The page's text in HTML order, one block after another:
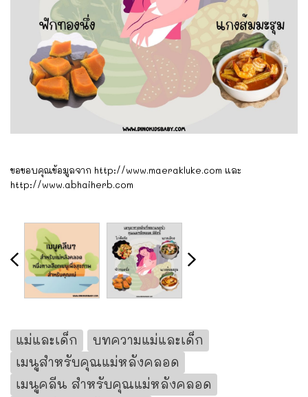
ขอขอบคุณข้อมูลจาก http://www.maerakluke.com และ
http://www.abhaiherb.com
แม่และเด็ก
บทความแม่และเด็ก
เมนูสำหรับคุณแม่หลังคลอด
เมนูคลีน สำหรับคุณแม่หลังคลอด